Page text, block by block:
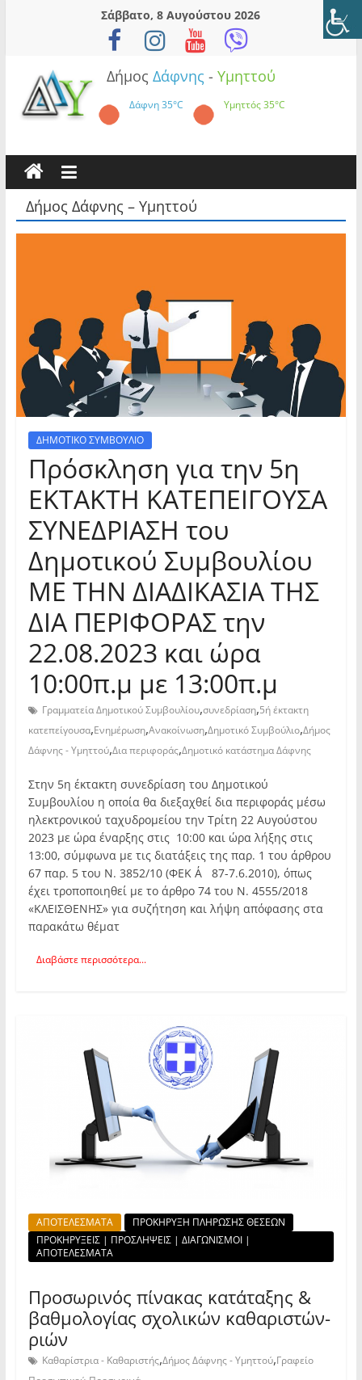
Σάββατο, 8 Αυγούστου 2026
Δήμος Δάφνης - Υμηττού
Δάφνη35°C Υμηττός35°C
Δήμος Δάφνης – Υμηττού
ΔΗΜΟΤΙΚΟ ΣΥΜΒΟΥΛΙΟ
Πρόσκληση για την 5η
ΕΚΤΑΚΤΗ ΚΑΤΕΠΕΙΓΟΥΣΑ
ΣΥΝΕΔΡΙΑΣΗ του
Δημοτικού Συμβουλίου
ΜΕ ΤΗΝ ΔΙΑΔΙΚΑΣΙΑ ΤΗΣ
ΔΙΑ ΠΕΡΙΦΟΡΑΣ την
22.08.2023 και ώρα
10:00π.μ με 13:00π.μ
Γραμματεία Δημοτικού Συμβουλίου,συνεδρίαση,5ή έκτακτη
κατεπείγουσα,Ενημέρωση,Ανακοίνωση,Δημοτικό Συμβούλιο,Δήμος
Δάφνης - Υμηττού,Δια περιφοράς,Δημοτικό κατάστημα Δάφνης
Στην 5η έκτακτη συνεδρίαση του Δημοτικού
Συμβουλίου η οποία θα διεξαχθεί δια περιφοράς μέσω
ηλεκτρονικού ταχυδρομείου την Τρίτη 22 Αυγούστου
2023 με ώρα έναρξης στις 10:00 και ώρα λήξης στις
13:00, σύμφωνα με τις διατάξεις της παρ. 1 του άρθρου
67 παρ. 5 του Ν. 3852/10 (ΦΕΚ Α΄ 87-7.6.2010), όπως
έχει τροποποιηθεί με το άρθρο 74 του Ν. 4555/2018
«ΚΛΕΙΣΘΕΝΗΣ» για συζήτηση και λήψη απόφασης στα
παρακάτω θέματ
Διαβάστε περισσότερα...
ΑΠΟΤΕΛΕΣΜΑΤΑ
ΠΡΟΚΗΡΥΞΗ ΠΛΗΡΩΣΗΣ ΘΕΣΕΩΝ
ΠΡΟΚΗΡΥΞΕΙΣ | ΠΡΟΣΛΗΨΕΙΣ | ΔΙΑΓΩΝΙΣΜΟΙ |
ΑΠΟΤΕΛΕΣΜΑΤΑ
Προσωρινός πίνακας κατάταξης &
βαθμολογίας σχολικών καθαριστών-
ριών
Καθαρίστρια - Καθαριστής,Δήμος Δάφνης - Υμηττού,Γραφείο